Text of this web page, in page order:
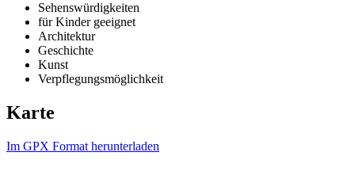
Sehenswürdigkeiten
für Kinder geeignet
Architektur
Geschichte
Kunst
Verpflegungsmöglichkeit
Karte
Im GPX Format herunterladen